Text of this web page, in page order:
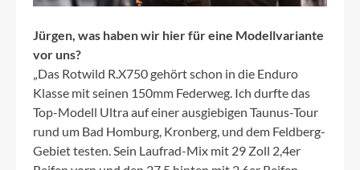
Jürgen, was haben wir hier für eine Modellvariante
vor uns?
„Das Rotwild R.X750 gehört schon in die Enduro
Klasse mit seinen 150mm Federweg. Ich durfte das
Top-Modell Ultra auf einer ausgiebigen Taunus-Tour
rund um Bad Homburg, Kronberg, und dem Feldberg-
Gebiet testen. Sein Laufrad-Mix mit 29 Zoll 2,4er